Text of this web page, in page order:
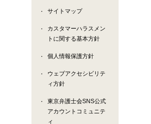
サイトマップ
カスタマーハラスメン
トに関する基本方針
個人情報保護方針
ウェブアクセシビリテ
ィ方針
東京弁護士会SNS公式
アカウントコミュニテ
ィ